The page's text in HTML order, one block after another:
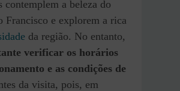
contemplem a beleza do
Francisco e explorem a rica
da região. No entanto,
verificar os horários
e as condições de
da visita, pois, em